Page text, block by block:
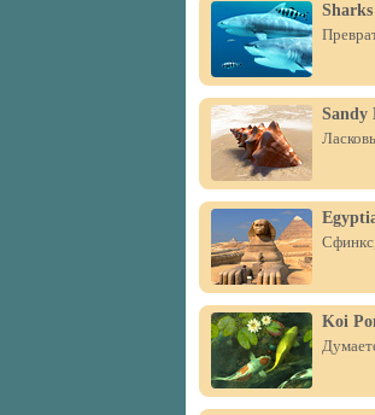
Sharks
Sandy
Koi